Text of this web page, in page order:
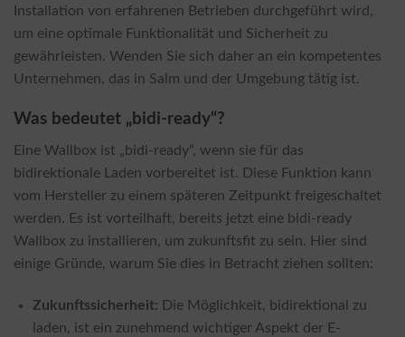
Installation von erfahrenen Betrieben durchgeführt wird,
um eine optimale Funktionalität und Sicherheit zu
gewährleisten. Wenden Sie sich daher an ein kompetentes
Unternehmen, das in Salm und der Umgebung tätig ist.
Was bedeutet „bidi-ready“?
Eine Wallbox ist „bidi-ready“, wenn sie für das
bidirektionale Laden vorbereitet ist. Diese Funktion kann
vom Hersteller zu einem späteren Zeitpunkt freigeschaltet
werden. Es ist vorteilhaft, bereits jetzt eine bidi-ready
Wallbox zu installieren, um zukunftsfit zu sein. Hier sind
einige Gründe, warum Sie dies in Betracht ziehen sollten:
Zukunftssicherheit: Die Möglichkeit, bidirektional zu
laden, ist ein zunehmend wichtiger Aspekt der E-